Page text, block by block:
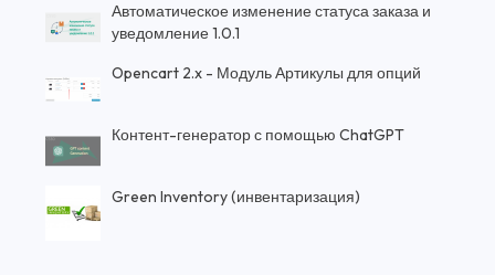
Автоматическое изменение статуса заказа и
уведомление 1.0.1
Opencart 2.x - Модуль Артикулы для опций
Контент-генератор с помощью ChatGPT
Green Inventory (инвентаризация)